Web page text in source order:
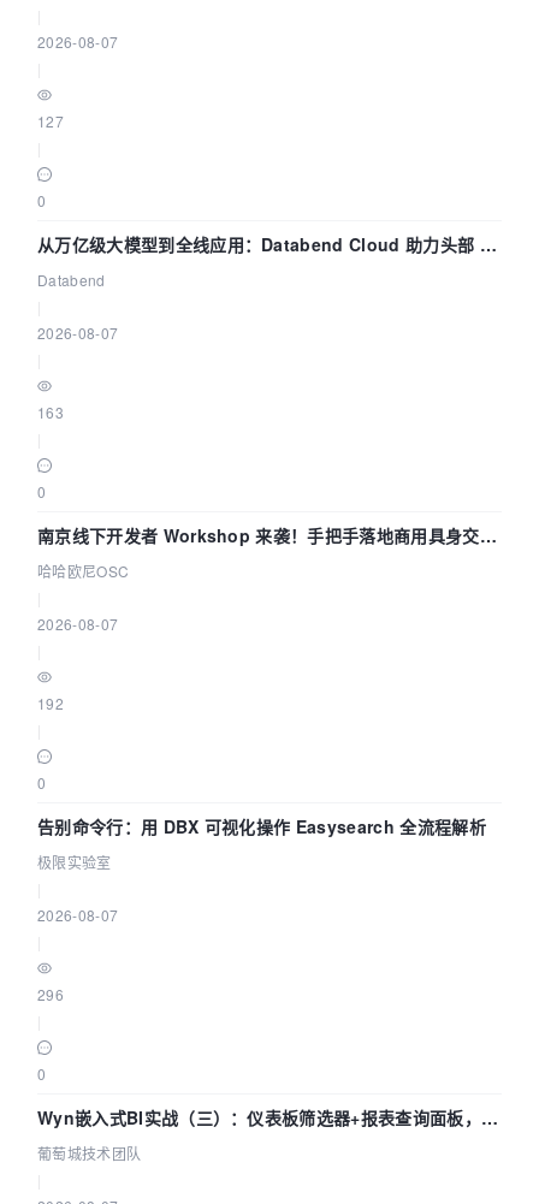
2026-08-07
127
0
从万亿级大模型到全线应用：Databend Cloud 助力头部 AI
企业构建全链路 Trace 数据管道
Databend
2026-08-07
163
0
南京线下开发者 Workshop 来袭！手把手落地商用具身交互
智能 Agent 应用
哈哈欧尼OSC
2026-08-07
192
0
告别命令行：用 DBX 可视化操作 Easysearch 全流程解析
极限实验室
2026-08-07
296
0
Wyn嵌入式BI实战（三）：仪表板筛选器+报表查询面板，参
数联动全闭环
葡萄城技术团队